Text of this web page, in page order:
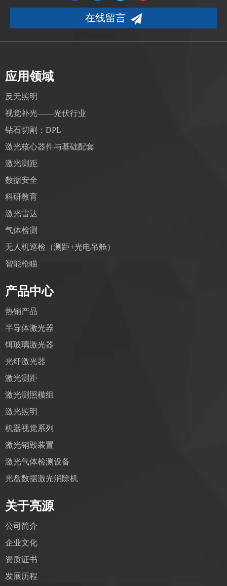
在线留言
应用领域
反无照明
视觉补光——光伏行业
钻石切割：DPL
激光核心器件与基础配套
激光测距
数据安全
科研教育
激光雷达
气体检测
无人机巡检（测距+光电吊舱）
智能枪瞄
产品中心
热销产品
半导体激光器
铒玻璃激光器
光纤激光器
激光测距
激光测照模组
激光照明
机器视觉系列
激光销毁装置
激光气体检测设备
光盘数据激光消除机
关于亮源
公司简介
企业文化
资质证书
发展历程